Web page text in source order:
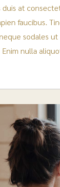
duis at
faucibus.
sodales
nulla